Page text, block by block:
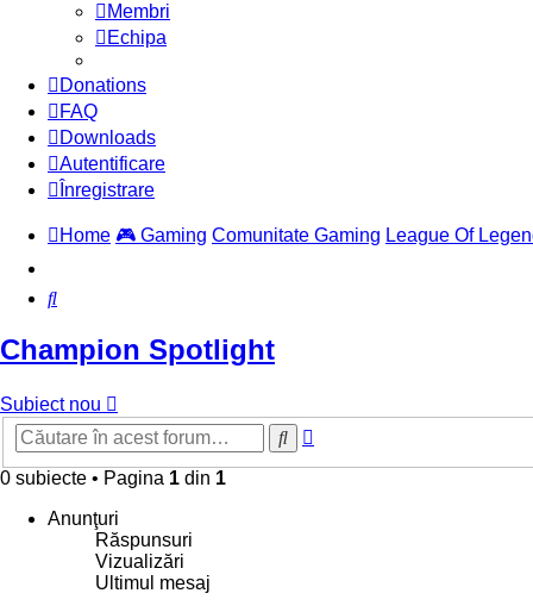
Membri
Echipa
Donations
FAQ
Downloads
Autentificare
Înregistrare
Home 🎮 Gaming Comunitate Gaming League Of
Căutare
Champion Spotlight
Subiect nou
Căutare
0 subiecte • Pagina 1 din 1
Anunţuri
Răspunsuri
Vizualizări
Ultimul mesaj